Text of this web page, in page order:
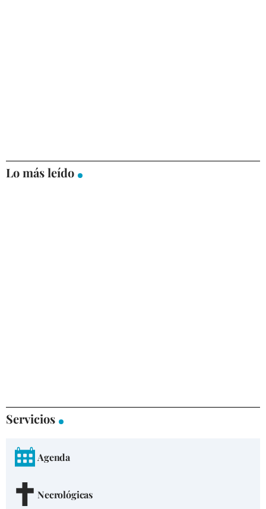
Lo más leído
Servicios
Agenda
Necrológicas